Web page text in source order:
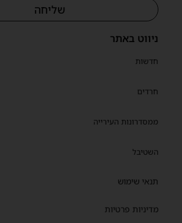
ניווט באתר
חדשות
חרדים
ממסדרונות העירייה
השטיבל
תנאי שימוש
מדיניות פרטיות
שליחה